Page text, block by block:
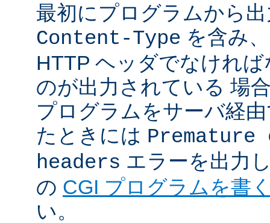
最初にプログラムから
Content-Type を含み
HTTP ヘッダでなけれ
のが出力されている 場
プログラムをサーバ経
たときには
headers エラーを出力
の CGI プログラムを書
い。